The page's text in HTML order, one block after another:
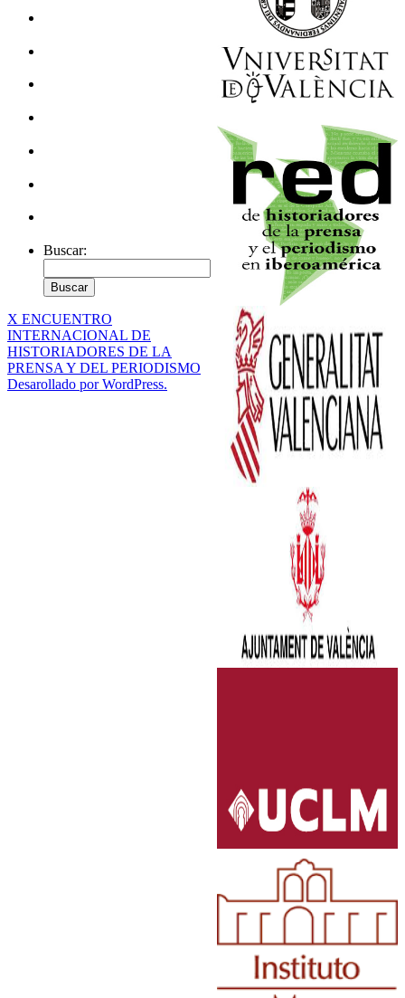
Buscar:
X ENCUENTRO
INTERNACIONAL DE
HISTORIADORES DE LA
PRENSA Y DEL PERIODISMO
Desarollado por WordPress.